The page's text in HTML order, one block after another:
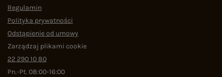
Regulamin
Polityka prywatności
Odstąpienie od umowy
Zarządzaj plikami cookie
22 290 10 80
Pn.-Pt. 08:00-16:00